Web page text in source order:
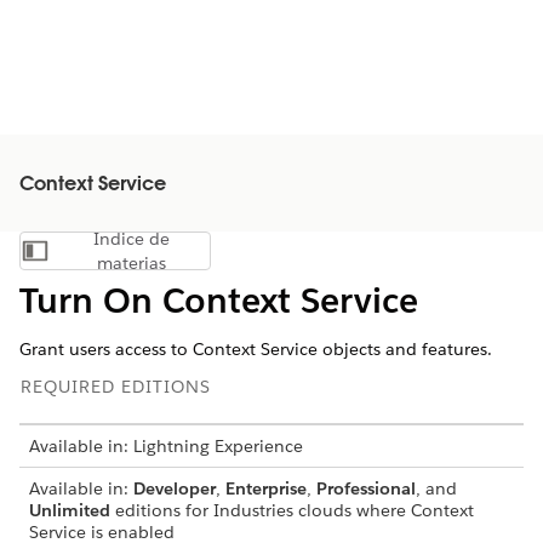
Context Service
Mostrar índice de materias
Índice de
materias
Turn On Context Service
Grant users access to Context Service objects and features.
REQUIRED EDITIONS
Available in: Lightning Experience
Available in: Developer, Enterprise, Professional, and
Unlimited editions for Industries clouds where Context
Service is enabled